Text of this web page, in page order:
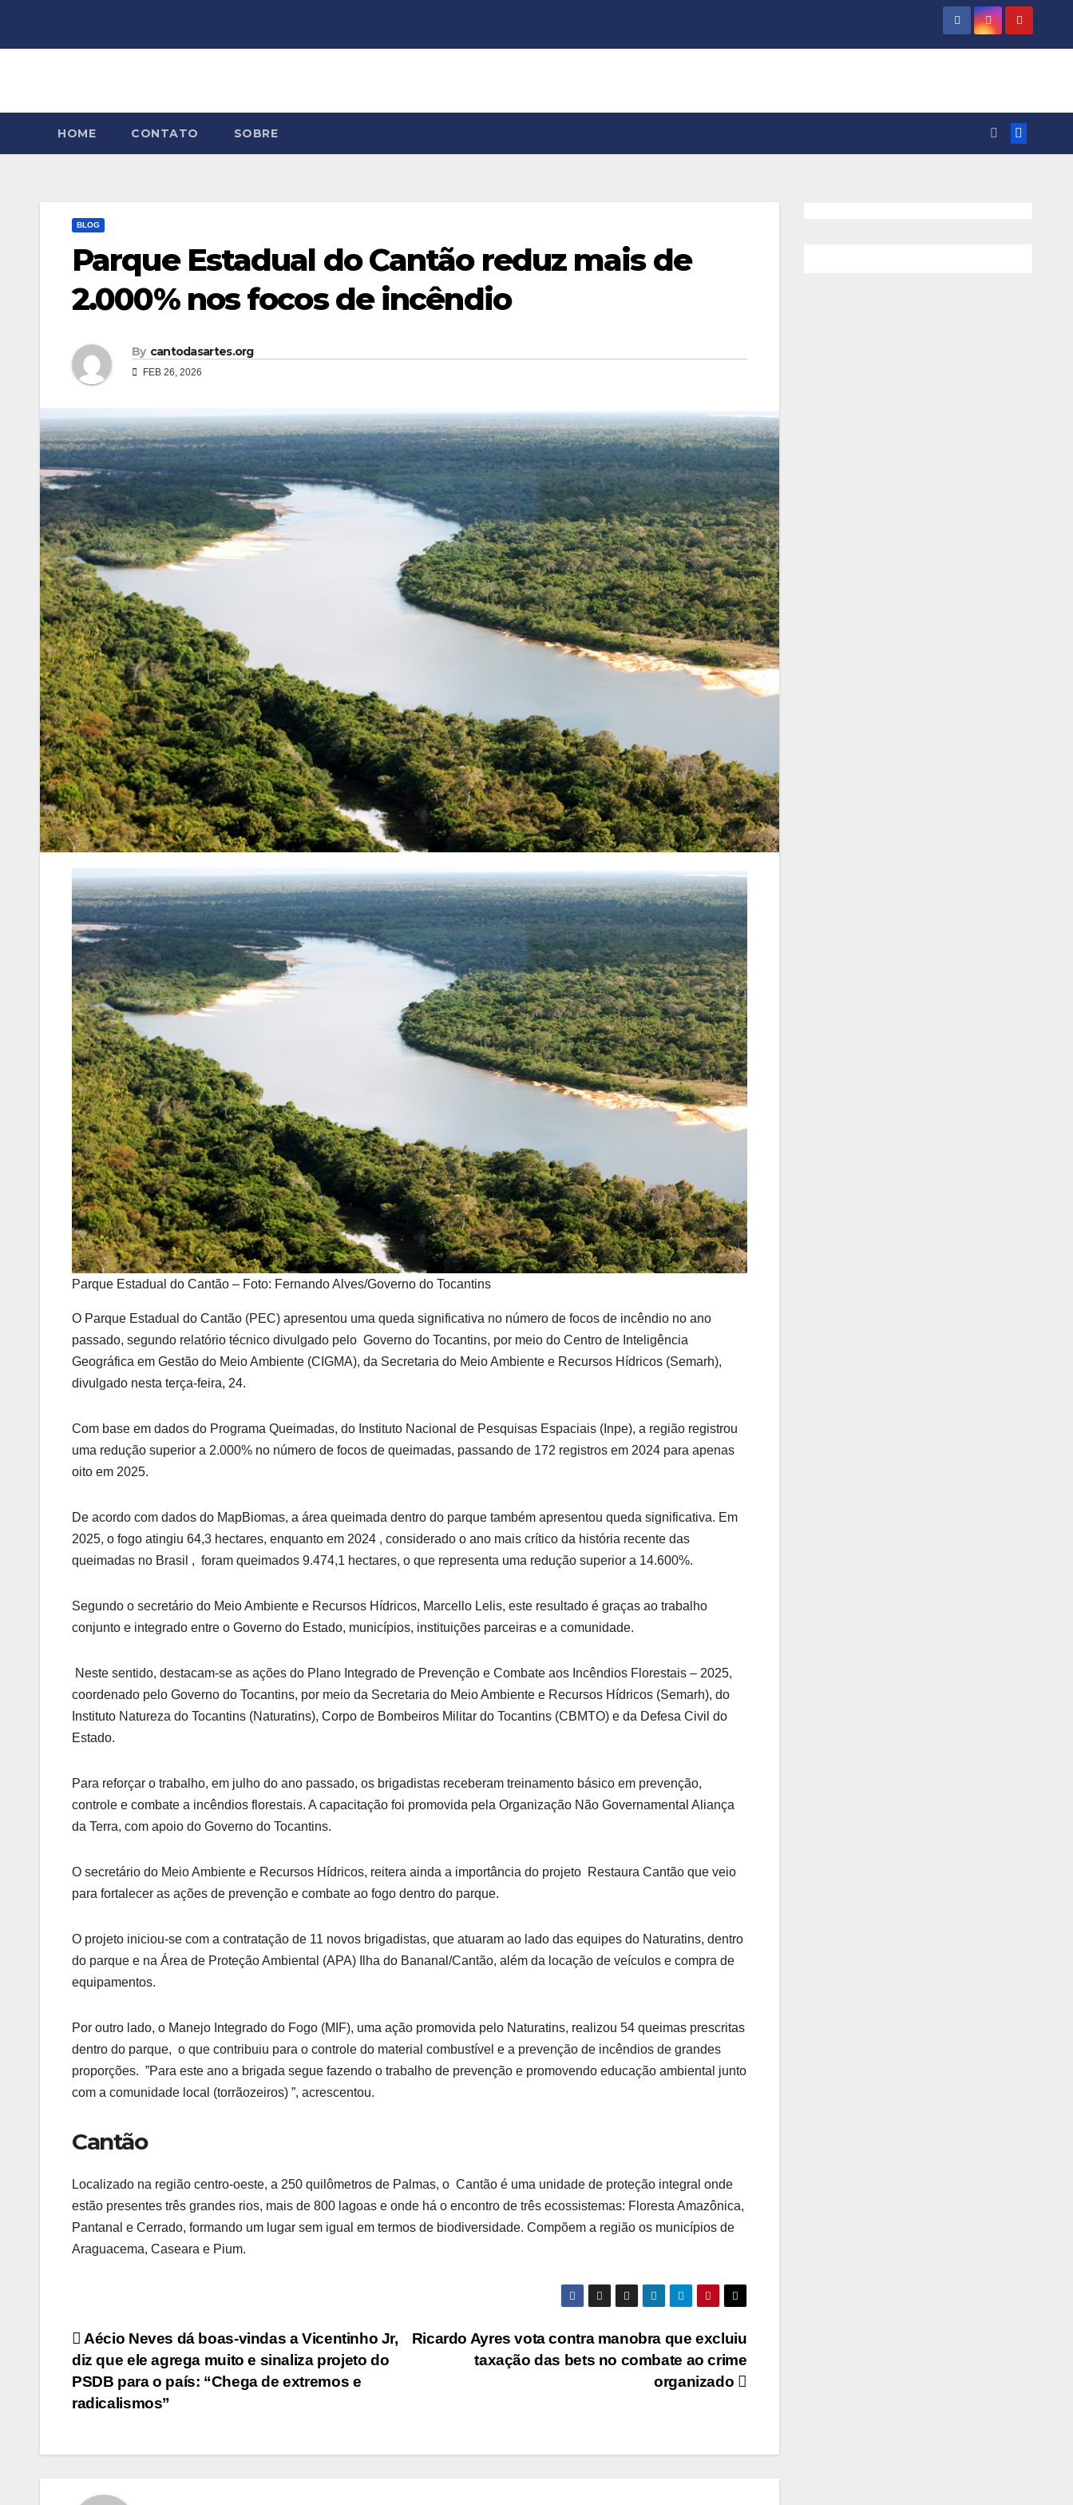
HOME CONTATO SOBRE
BLOG
Parque Estadual do Cantão reduz mais de
2.000% nos focos de incêndio
By cantodasartes.org
FEB 26, 2026
Parque Estadual do Cantão – Foto: Fernando Alves/Governo do Tocantins
O Parque Estadual do Cantão (PEC) apresentou uma queda significativa no número de focos de incêndio no ano
passado, segundo relatório técnico divulgado pelo Governo do Tocantins, por meio do Centro de Inteligência
Geográfica em Gestão do Meio Ambiente (CIGMA), da Secretaria do Meio Ambiente e Recursos Hídricos (Semarh),
divulgado nesta terça-feira, 24.
Com base em dados do Programa Queimadas, do Instituto Nacional de Pesquisas Espaciais (Inpe), a região registrou
uma redução superior a 2.000% no número de focos de queimadas, passando de 172 registros em 2024 para apenas
oito em 2025.
De acordo com dados do MapBiomas, a área queimada dentro do parque também apresentou queda significativa. Em
2025, o fogo atingiu 64,3 hectares, enquanto em 2024 , considerado o ano mais crítico da história recente das
queimadas no Brasil , foram queimados 9.474,1 hectares, o que representa uma redução superior a 14.600%.
Segundo o secretário do Meio Ambiente e Recursos Hídricos, Marcello Lelis, este resultado é graças ao trabalho
conjunto e integrado entre o Governo do Estado, municípios, instituições parceiras e a comunidade.
Neste sentido, destacam-se as ações do Plano Integrado de Prevenção e Combate aos Incêndios Florestais – 2025,
coordenado pelo Governo do Tocantins, por meio da Secretaria do Meio Ambiente e Recursos Hídricos (Semarh), do
Instituto Natureza do Tocantins (Naturatins), Corpo de Bombeiros Militar do Tocantins (CBMTO) e da Defesa Civil do
Estado.
Para reforçar o trabalho, em julho do ano passado, os brigadistas receberam treinamento básico em prevenção,
controle e combate a incêndios florestais. A capacitação foi promovida pela Organização Não Governamental Aliança
da Terra, com apoio do Governo do Tocantins.
O secretário do Meio Ambiente e Recursos Hídricos, reitera ainda a importância do projeto Restaura Cantão que veio
para fortalecer as ações de prevenção e combate ao fogo dentro do parque.
O projeto iniciou-se com a contratação de 11 novos brigadistas, que atuaram ao lado das equipes do Naturatins, dentro
do parque e na Área de Proteção Ambiental (APA) Ilha do Bananal/Cantão, além da locação de veículos e compra de
equipamentos.
Por outro lado, o Manejo Integrado do Fogo (MIF), uma ação promovida pelo Naturatins, realizou 54 queimas prescritas
dentro do parque, o que contribuiu para o controle do material combustível e a prevenção de incêndios de grandes
proporções. ”Para este ano a brigada segue fazendo o trabalho de prevenção e promovendo educação ambiental junto
com a comunidade local (torrãozeiros) ”, acrescentou.
Cantão
Localizado na região centro-oeste, a 250 quilômetros de Palmas, o Cantão é uma unidade de proteção integral onde
estão presentes três grandes rios, mais de 800 lagoas e onde há o encontro de três ecossistemas: Floresta Amazônica,
Pantanal e Cerrado, formando um lugar sem igual em termos de biodiversidade. Compõem a região os municípios de
Araguacema, Caseara e Pium.
Post
navigation
Ricardo Ayres vota contra manobra que excluiu
taxação das bets no combate ao crime
organizado
Aécio Neves dá boas-vindas a Vicentinho Jr,
diz que ele agrega muito e sinaliza projeto do
PSDB para o país: “Chega de extremos e
radicalismos”